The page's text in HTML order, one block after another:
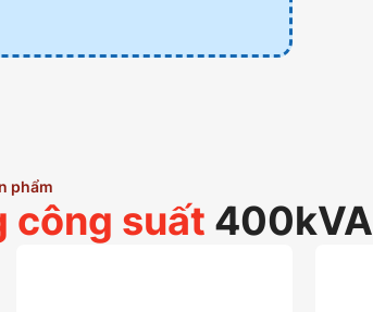
phẩm
công suất 400kVA